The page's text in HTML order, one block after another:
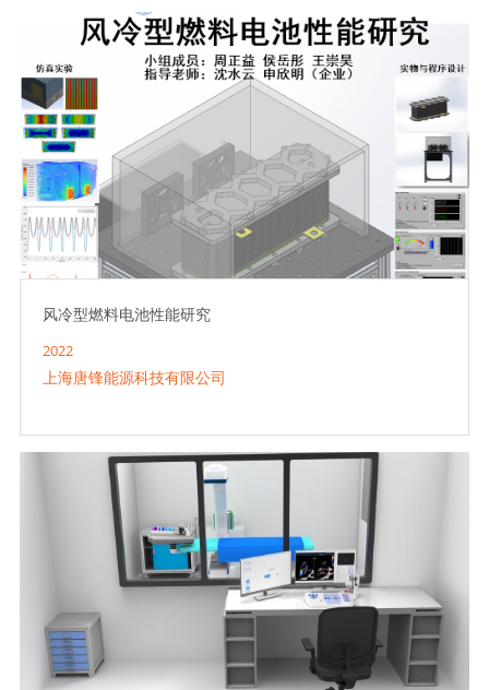
风冷型燃料电池性能研究
2022
上海唐锋能源科技有限公司